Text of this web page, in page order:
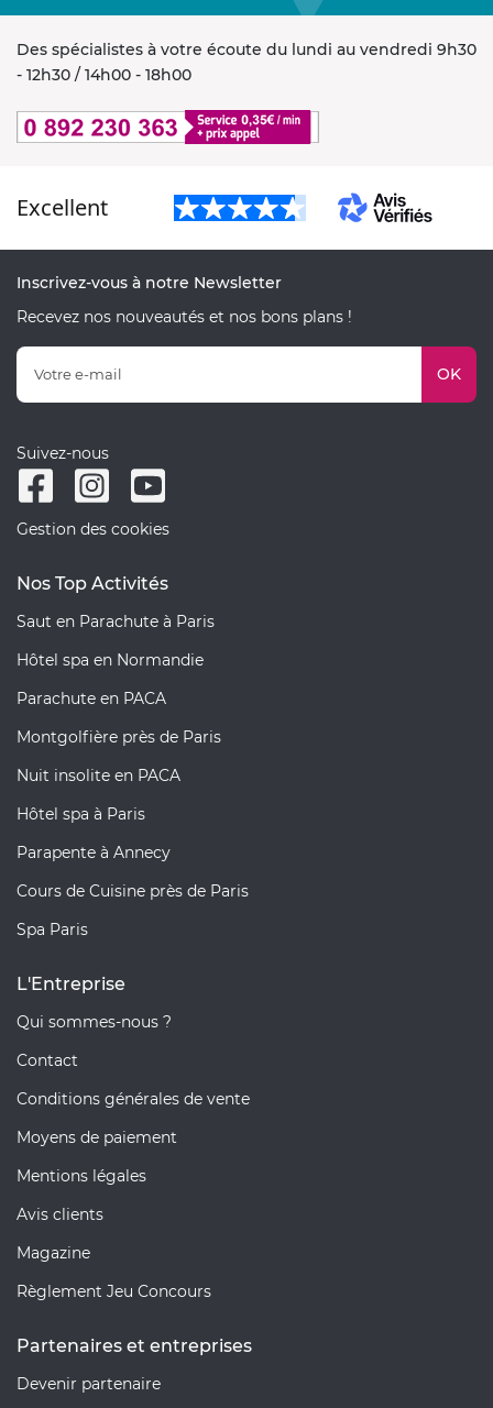
Des spécialistes à votre écoute du lundi au vendredi 9h30
- 12h30 / 14h00 - 18h00
Excellent
Inscrivez-vous à notre Newsletter
Recevez nos nouveautés et nos bons plans !
OK
Suivez-nous
Gestion des cookies
Nos Top Activités
Saut en Parachute à Paris
Hôtel spa en Normandie
Parachute en PACA
Montgolfière près de Paris
Nuit insolite en PACA
Hôtel spa à Paris
Parapente à Annecy
Cours de Cuisine près de Paris
Spa Paris
L'Entreprise
Qui sommes-nous ?
Contact
Conditions générales de vente
Moyens de paiement
Mentions légales
Avis clients
Magazine
Règlement Jeu Concours
Partenaires et entreprises
Devenir partenaire